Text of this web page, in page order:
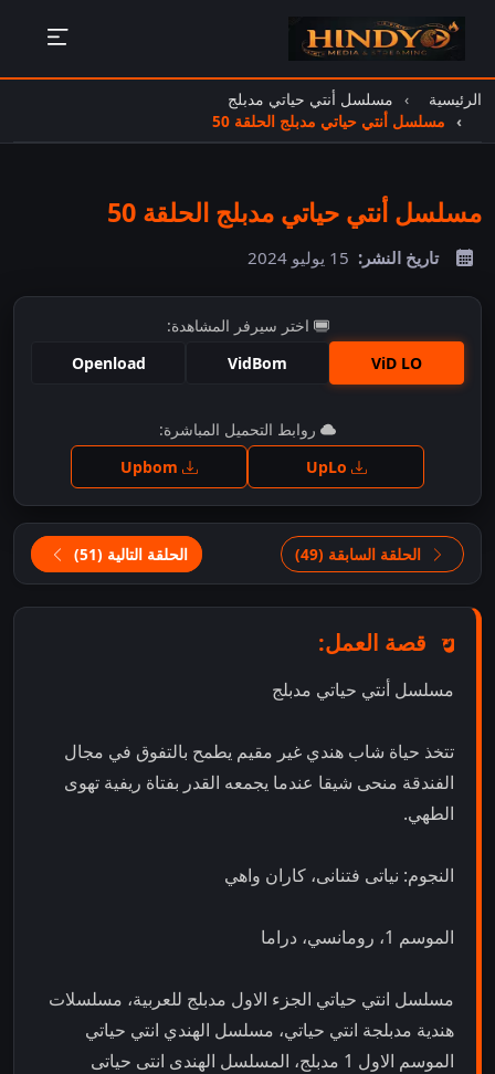
الرئيسية
مسلسل أنتي حياتي مدبلج
مسلسل أنتي حياتي مدبلج الحلقة 50
مسلسل أنتي حياتي مدبلج الحلقة 50
تاريخ النشر: 15 يوليو 2024
اختر سيرفر المشاهدة:
ViD LO
VidBom
Openload
اضغط للمشاهدة
روابط التحميل المباشرة:
الحلقة السابقة (49) الحلقة التالية (51)
قصة العمل:
مسلسل أنتي حياتي مدبلج
تتخذ حياة شاب هندي غير مقيم يطمح بالتفوق في مجال
الفندقة منحى شيقا عندما يجمعه القدر بفتاة ريفية تهوى
الطهي.
النجوم: نياتى فتنانى، كاران واهي
الموسم 1، رومانسي، دراما
مسلسل انتي حياتي الجزء الاول مدبلج للعربية، مسلسلات
هندية مدبلجة انتي حياتي، مسلسل الهندي انتي حياتي
الموسم الاول 1 مدبلج، المسلسل الهندى انتى حياتى